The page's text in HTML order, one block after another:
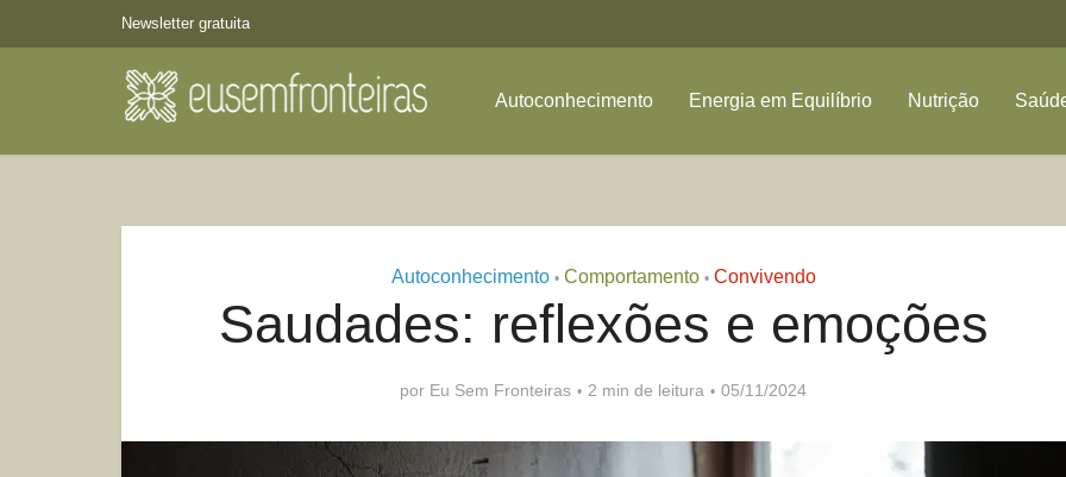
Newsletter gratuita
Autoconhecimento Energia em Equilíbrio Nutrição
Autoconhecimento • Comportamento • Convivendo
Saudades: reflexões e emoções
por Eu Sem Fronteiras 2 min de leitura 05/11/2024